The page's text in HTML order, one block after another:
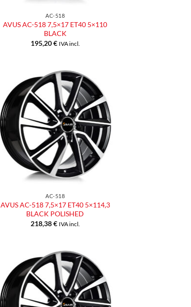
AC-518
AVUS AC-518 7,5×17 ET40 5×110
BLACK
195,20€ IVA incl.
Aggiungi
alla lista
dei
desideri
AC-518
AVUS AC-518 7,5×17 ET40 5×114,3
BLACK POLISHED
218,38€ IVA incl.
Aggiungi
alla lista
dei
desideri